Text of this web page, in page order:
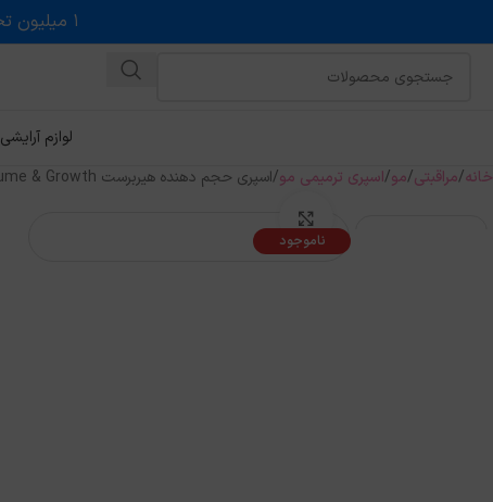
۱ میلیون تخفیف روی حداقل خرید ۵ میلیونی با کد روبه رو در درگاه اسنپ پی
لوازم آرایشی
خانه مراقبتی مو اسپری ترمیمی مو اسپری حجم دهنده هیربرست Volume & Growth حجم 125 میل
ناموجود